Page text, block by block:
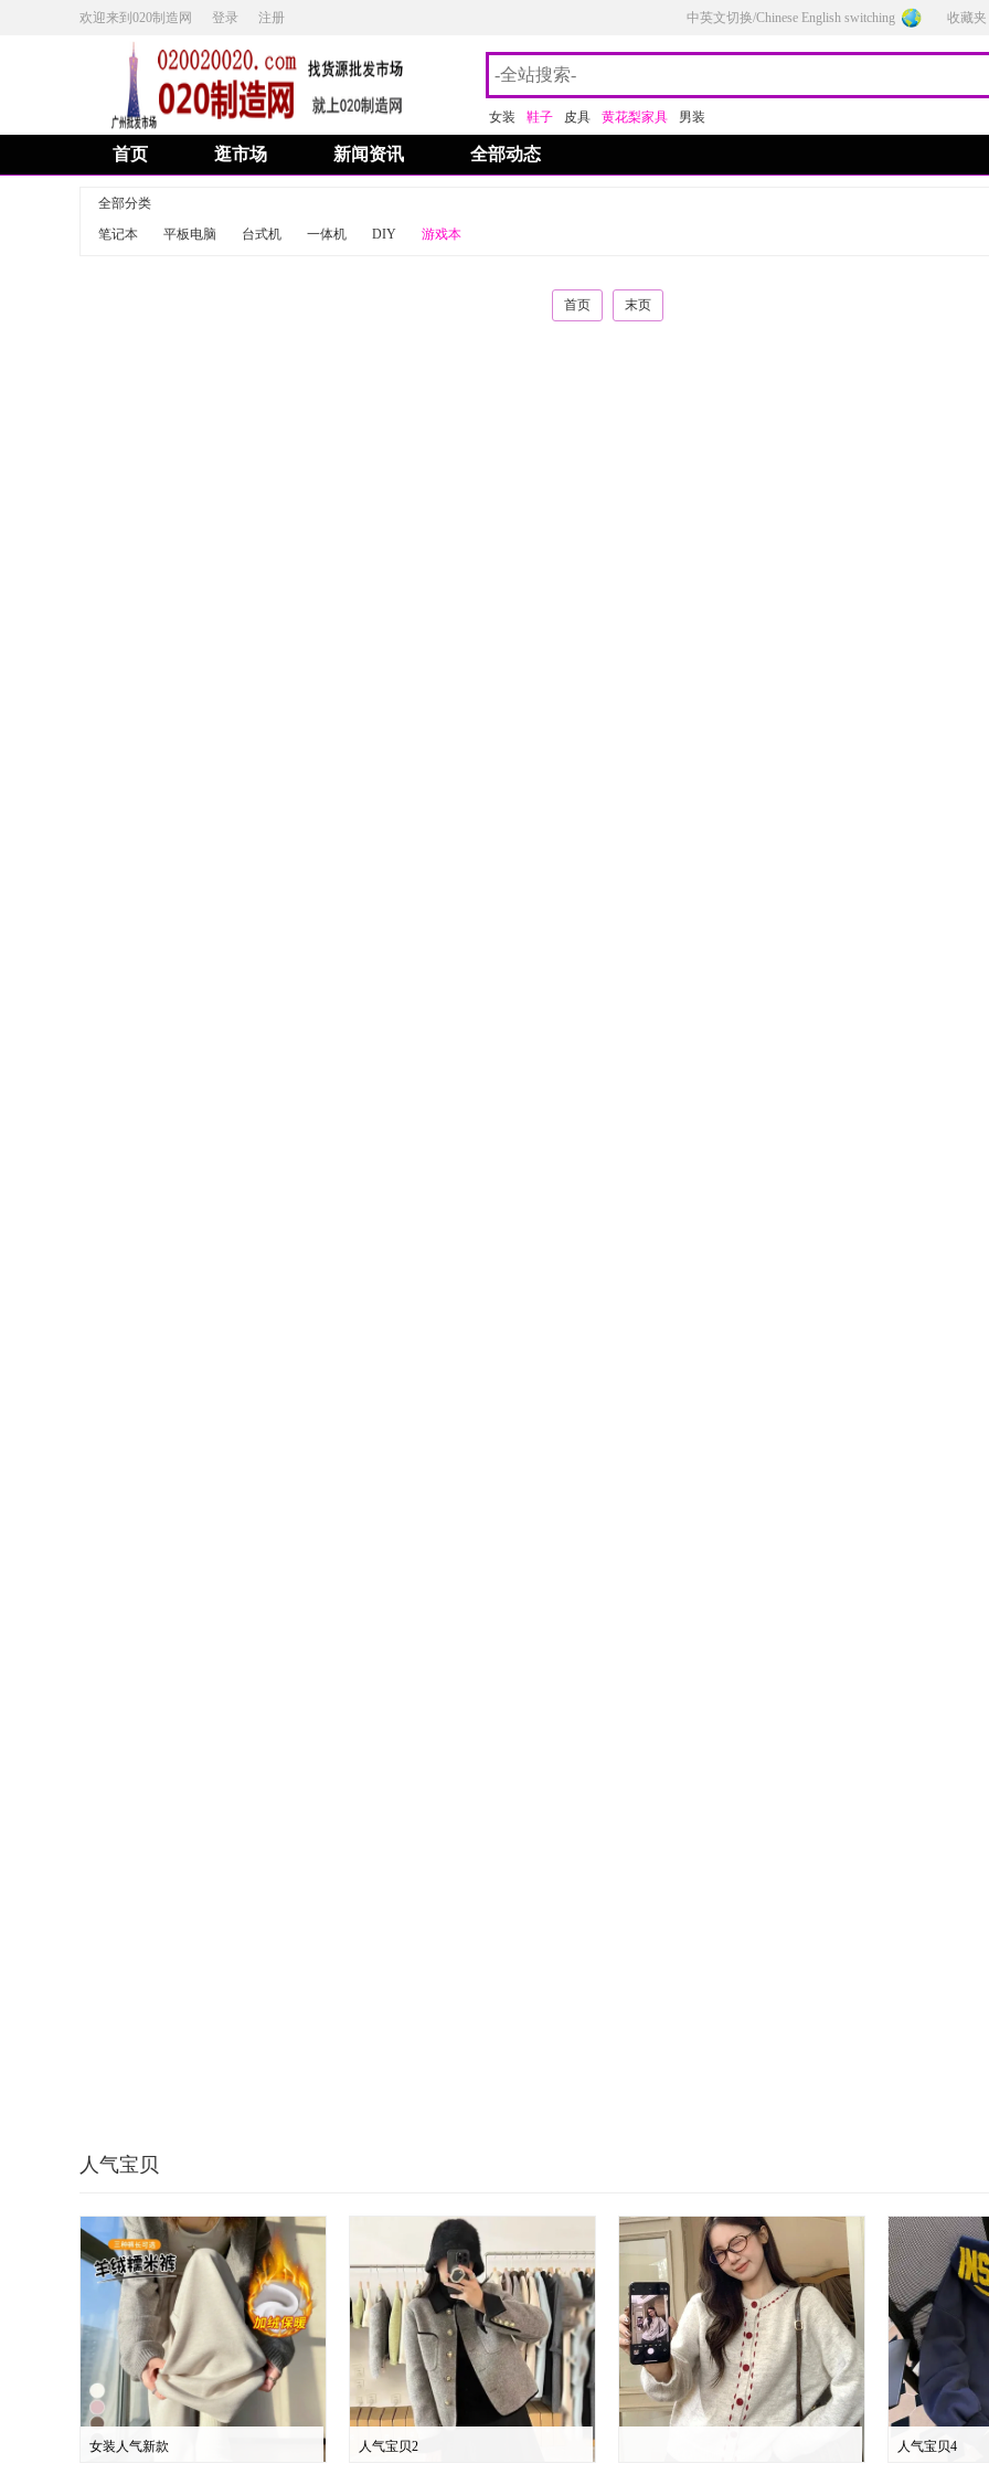
欢迎来到020制造网 登录 注册 中英文切换/Chinese English switching 收藏夹
女装 鞋子 皮具 黄花梨家具 男装
首页 逛市场 新闻资讯 全部动态
全部分类
笔记本
平板电脑 台式机 一体机 DIY 游戏本
首页 末页
人气宝贝
女装人气新款 人气宝贝2 人气宝贝4